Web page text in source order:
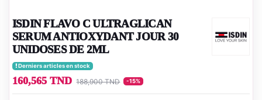
ISDIN FLAVO C ULTRAGLICAN
SERUM ANTIOXYDANT JOUR 30
UNIDOSES DE 2ML
Derniers articles en stock
160,565 TND 188,900 TND -15%